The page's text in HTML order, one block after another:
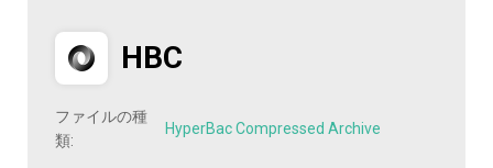
HBC
ファイルの種
類:
HyperBac Compressed Archive